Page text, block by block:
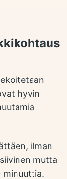
hyvin
ilman
mutta
minuuttia.